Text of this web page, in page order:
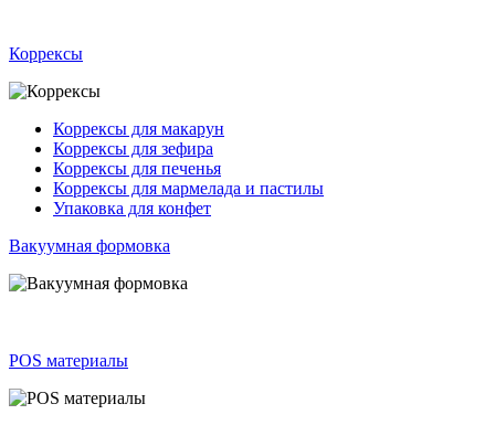
Коррексы
Коррексы для макарун
Коррексы для зефира
Коррексы для печенья
Коррексы для мармелада и пастилы
Упаковка для конфет
Вакуумная формовка
POS материалы